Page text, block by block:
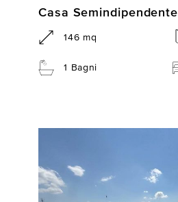
Casa Semindipendente
146 mq
1 Bagni